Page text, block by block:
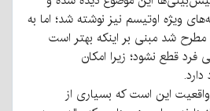
ویژه اوتیسم نیز نوشته شد؛ اما به
شد مبنی بر اینکه بهتر است
فرد قطع نشود؛ زیرا امکان
این است که بسیاری از